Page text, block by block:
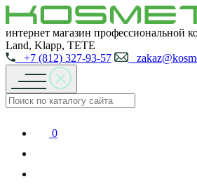
интернет магазин профессиональной
Land, Klapp, TETE
+7 (812) 327-93-57
0